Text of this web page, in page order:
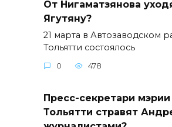
От Нигаматзянова
Ягутяну?
21 марта в Автозаводском
Тольятти состоялось
0 478
Пресс-секретари
Тольятти стравят